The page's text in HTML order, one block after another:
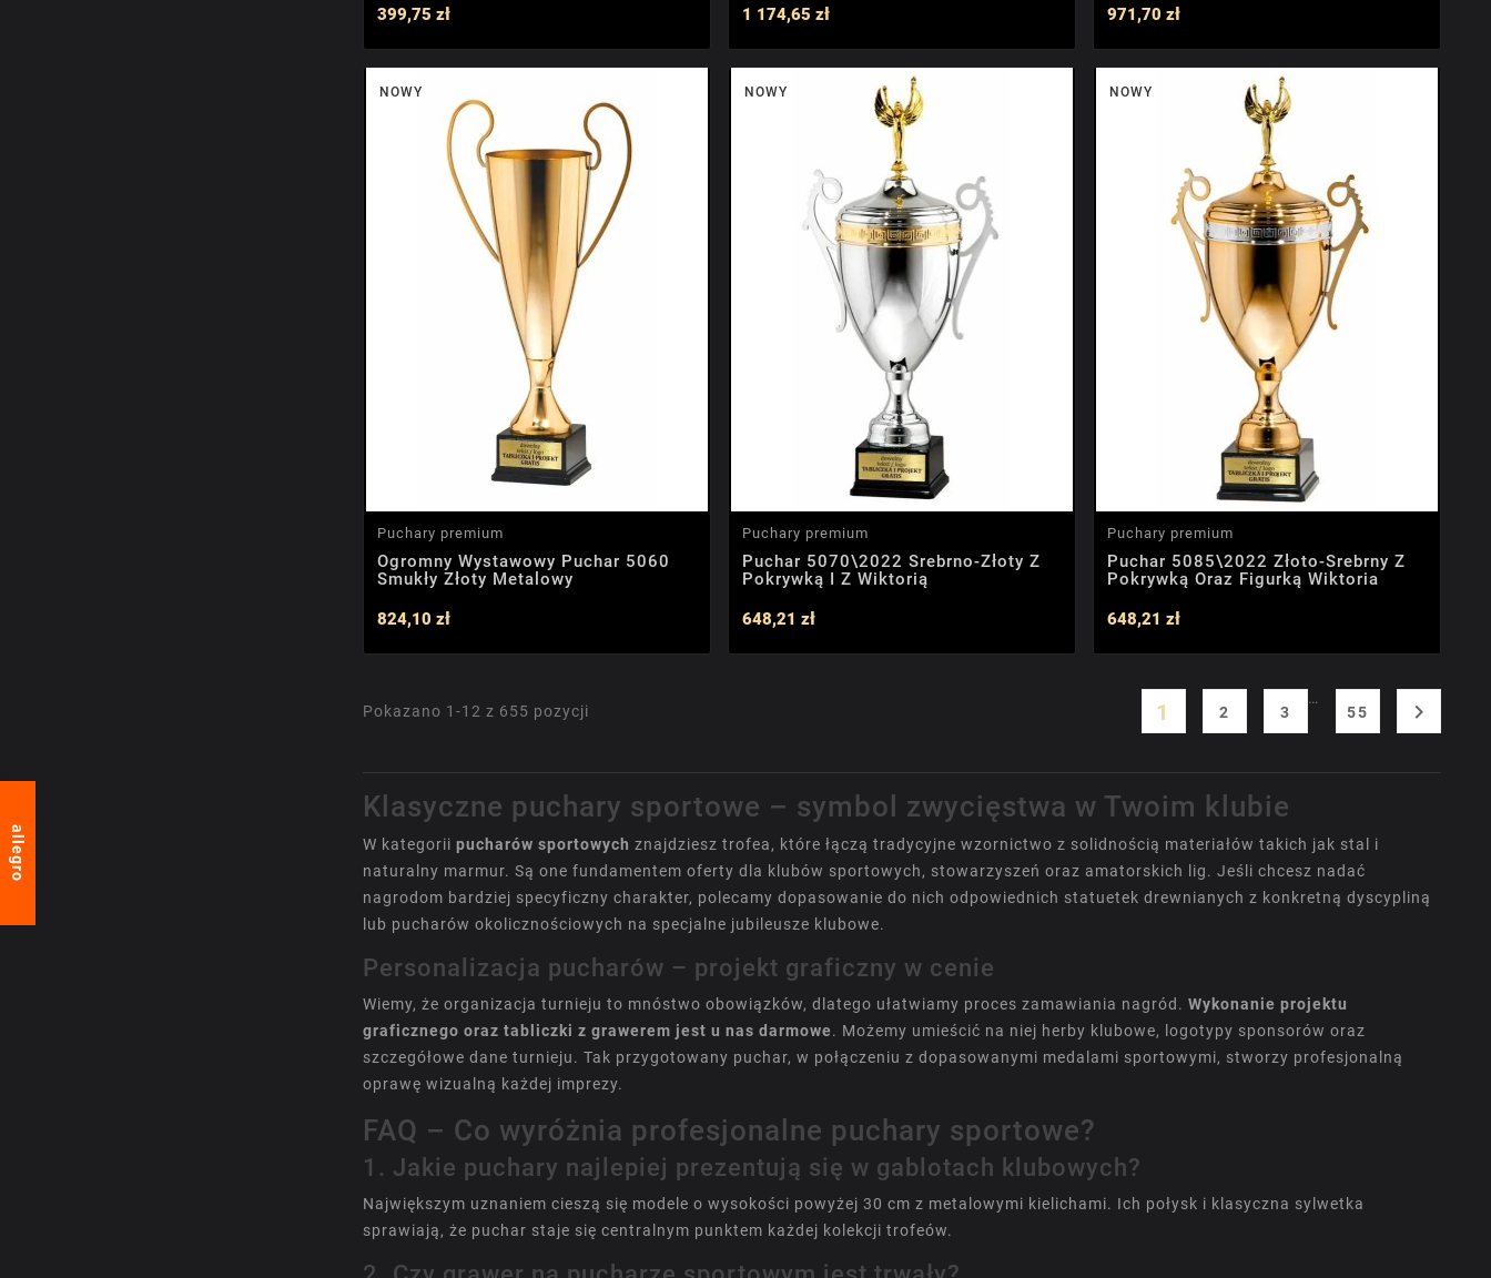
399,75 zł
1 174,65 zł
971,70 zł
NOWY
Puchary premium
Ogromny Wystawowy Puchar 5060
Smukły Złoty Metalowy
824,10 zł
NOWY
Puchary premium
Puchar 5070\2022 Srebrno-Złoty Z
Pokrywką I Z Wiktorią
648,21 zł
NOWY
Puchary premium
Puchar 5085\2022 Złoto-Srebrny Z
Pokrywką Oraz Figurką Wiktoria
648,21 zł
Pokazano 1-12 z 655 pozycji 1 2 3
…
55

Klasyczne puchary sportowe – symbol zwycięstwa w Twoim klubie
W kategoriipucharów sportowych znajdziesz trofea, które łączą tradycyjne wzornictwo z solidnością materiałów takich jak stal i
naturalny marmur. Są one fundamentem oferty dla klubów sportowych, stowarzyszeń oraz amatorskich lig. Jeśli chcesz nadać
nagrodom bardziej specyficzny charakter, polecamy dopasowanie do nich odpowiednich statuetek drewnianych z konkretną dyscypliną
lub pucharów okolicznościowych na specjalne jubileusze klubowe.
Personalizacja pucharów – projekt graficzny w cenie
Wiemy, że organizacja turnieju to mnóstwo obowiązków, dlatego ułatwiamy proces zamawiania nagród.Wykonanie projektu
graficznego oraz tabliczki z grawerem jest u nas darmowe. Możemy umieścić na niej herby klubowe, logotypy sponsorów oraz
szczegółowe dane turnieju. Tak przygotowany puchar, w połączeniu z dopasowanymi medalami sportowymi, stworzy profesjonalną
oprawę wizualną każdej imprezy.
FAQ – Co wyróżnia profesjonalne puchary sportowe?
1. Jakie puchary najlepiej prezentują się w gablotach klubowych?
Największym uznaniem cieszą się modele o wysokości powyżej 30 cm z metalowymi kielichami. Ich połysk i klasyczna sylwetka
sprawiają, że puchar staje się centralnym punktem każdej kolekcji trofeów.
allegro